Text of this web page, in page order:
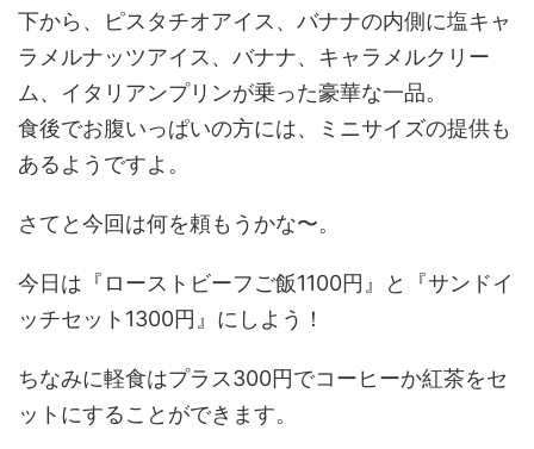
下から、ピスタチオアイス、バナナの内側に塩キャ
ラメルナッツアイス、バナナ、キャラメルクリー
ム、イタリアンプリンが乗った豪華な一品。
食後でお腹いっぱいの方には、ミニサイズの提供も
あるようですよ。
さてと今回は何を頼もうかな〜。
今日は『ローストビーフご飯1100円』と『サンドイ
ッチセット1300円』にしよう！
ちなみに軽食はプラス300円でコーヒーか紅茶をセ
ットにすることができます。